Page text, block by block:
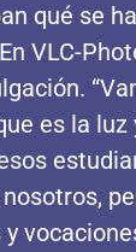
qué se
VLC-
es la luz